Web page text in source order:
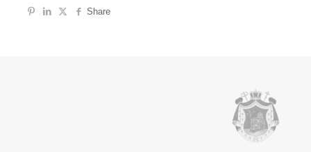
Share